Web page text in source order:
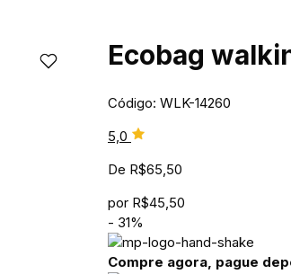
Ecobag
Código: WLK-14260
5,0
De R$65,50
por R$45,50
- 31%
Compre agora, pague